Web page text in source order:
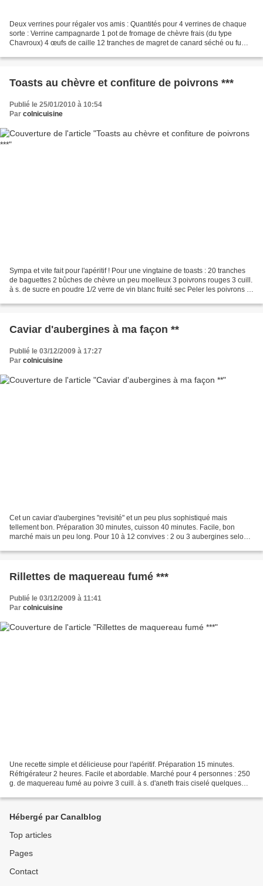
Deux verrines pour régaler vos amis : Quantités pour 4 verrines de chaque
sorte : Verrine campagnarde 1 pot de fromage de chèvre frais (du type
Chavroux) 4 œufs de caille 12 tranches de magret de canard séché ou fumé
Toasts au chèvre et confiture de poivrons ***
Publié le 25/01/2010 à 10:54
Par colnicuisine
Sympa et vite fait pour l'apéritif ! Pour une vingtaine de toasts : 20 tranches
de baguettes 2 bûches de chèvre un peu moelleux 3 poivrons rouges 3 cuill.
à s. de sucre en poudre 1/2 verre de vin blanc fruité sec Peler les poivrons à
Caviar d'aubergines à ma façon **
Publié le 03/12/2009 à 17:27
Par colnicuisine
Cet un caviar d'aubergines "revisité" et un peu plus sophistiqué mais
tellement bon. Préparation 30 minutes, cuisson 40 minutes. Facile, bon
marché mais un peu long. Pour 10 à 12 convives : 2 ou 3 aubergines selon
Rillettes de maquereau fumé ***
Publié le 03/12/2009 à 11:41
Par colnicuisine
Une recette simple et délicieuse pour l'apéritif. Préparation 15 minutes.
Réfrigérateur 2 heures. Facile et abordable. Marché pour 4 personnes : 250
g. de maquereau fumé au poivre 3 cuill. à s. d'aneth frais ciselé quelques
Hébergé par Canalblog
Top articles
Pages
Contact